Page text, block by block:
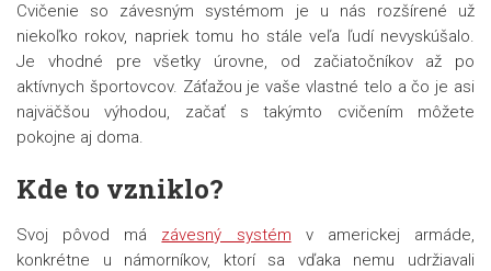
Cvičenie so závesným systémom je u nás rozšírené už
niekoľko rokov, napriek tomu ho stále veľa ľudí nevyskúšalo.
Je vhodné pre všetky úrovne, od začiatočníkov až po
aktívnych športovcov. Záťažou je vaše vlastné telo a čo je asi
najväčšou výhodou, začať s takýmto cvičením môžete
pokojne aj doma.
Kde to vzniklo?
Svoj pôvod má závesný systém v americkej armáde,
konkrétne u námorníkov, ktorí sa vďaka nemu udržiavali